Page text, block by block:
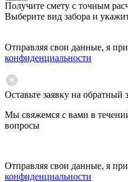
Получите смету с точным
Выберите вид забора и
Отправляя свои данные, я
конфиденциальности
Оставьте заявку на обратный
Мы свяжемся с вами в
вопросы
Отправляя свои данные, я
конфиденциальности